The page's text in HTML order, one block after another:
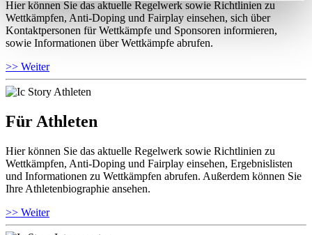
Hier können Sie das aktuelle Regelwerk sowie Richtlinien zu
Wettkämpfen, Anti-Doping und Fairplay einsehen, sich über
Kontaktpersonen für Wettkämpfe und Sponsoren informieren,
sowie Informationen über Wettkämpfe abrufen.
>> Weiter
Für Athleten
Hier können Sie das aktuelle Regelwerk sowie Richtlinien zu
Wettkämpfen, Anti-Doping und Fairplay einsehen, Ergebnislisten
und Informationen zu Wettkämpfen abrufen. Außerdem können Sie
Ihre Athletenbiographie ansehen.
>> Weiter